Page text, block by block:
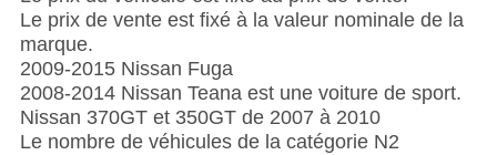
Le prix de vente est fixé à la valeur nominale de la
marque.
2009-2015 Nissan Fuga
2008-2014 Nissan Teana est une voiture de sport.
Nissan 370GT et 350GT de 2007 à 2010
Le nombre de véhicules de la catégorie N2